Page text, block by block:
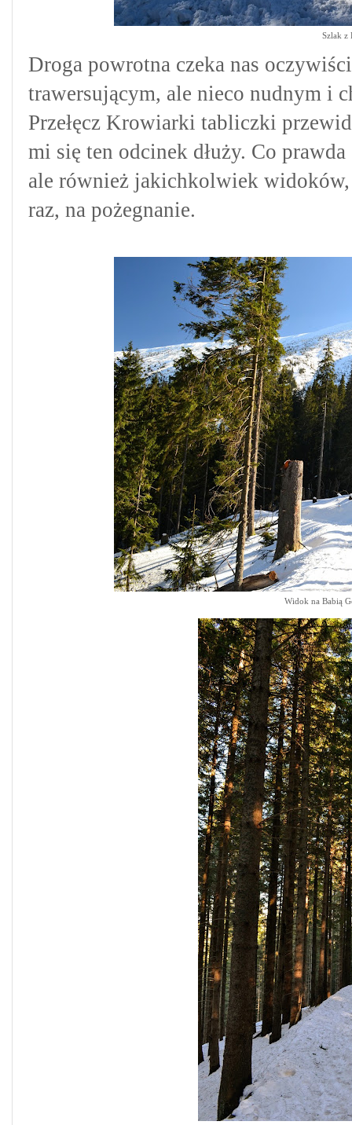
Szlak z
Droga powrotna czeka nas
trawersującym, ale nieco nudnym i
Przełęcz Krowiarki tabliczki
mi się ten odcinek dłuży. Co
ale również jakichkolwiek
raz, na pożegnanie.
Widok na Babią